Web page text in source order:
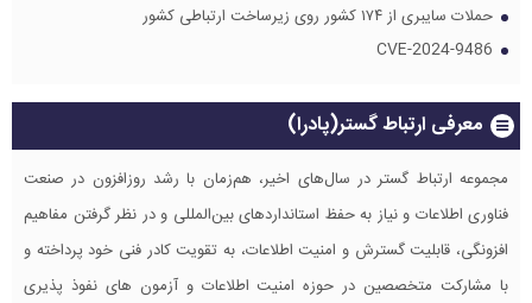
حملات سایبری از ۱۷۴ کشور روی زیرساخت ارتباطی کشور
CVE-2024-9486
معرفی ارتباط گستر(پادرا)
مجموعه ارتباط گستر در سال‌های اخیر، هم‌زمان با رشد روزافزون در صنعت
فناوری اطلاعات و نیاز به حفظ استانداردهای بین‌المللی و در نظر گرفتن مفاهیم
افزونگی، قابلیت گسترش و امنیت اطلاعات، به تقویت کادر فنی خود پرداخته و
با مشارکت متخصصین در حوزه امنیت اطلاعات و آزمون های نفوذ پذیری